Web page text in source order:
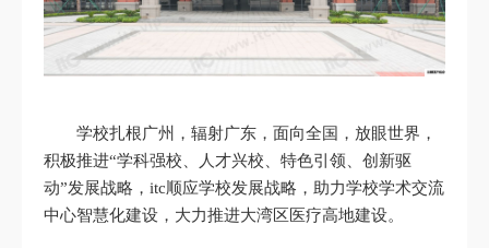
学校扎根广州，辐射广东，面向全国，放眼世界，
积极推进“学科强校、人才兴校、特色引领、创新驱
动”发展战略，itc顺应学校发展战略，助力学校学术交流
中心智慧化建设，大力推进大湾区医疗高地建设。